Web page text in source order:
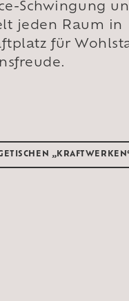
Schwingung
jeden Raum in
für